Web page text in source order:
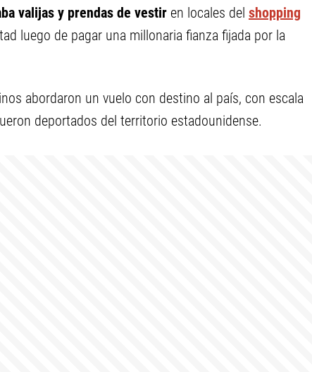
valijas y prendas de vestir en locales del shopping
luego de pagar una millonaria fianza fijada por la
abordaron un vuelo con destino al país, con escala
deportados del territorio estadounidense.